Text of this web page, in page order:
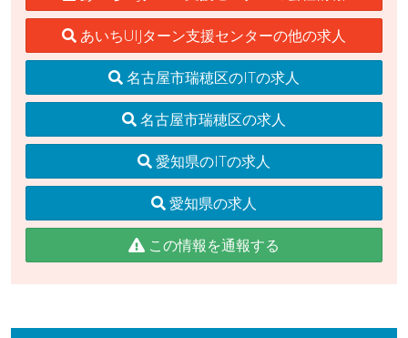
あいちUIJターン支援センターの他の求人
名古屋市瑞穂区のITの求人
名古屋市瑞穂区の求人
愛知県のITの求人
愛知県の求人
この情報を通報する